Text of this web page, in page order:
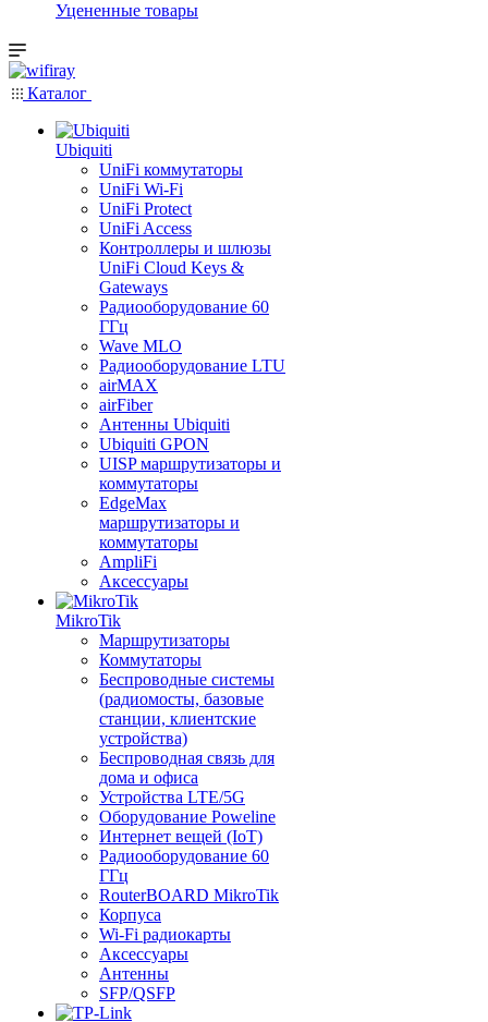
Уцененные товары
Каталог
Ubiquiti
UniFi коммутаторы
UniFi Wi-Fi
UniFi Protect
UniFi Access
Контроллеры и шлюзы
UniFi Cloud Keys &
Gateways
Радиооборудование 60
ГГц
Wave MLO
Радиооборудование LTU
airMAX
airFiber
Антенны Ubiquiti
Ubiquiti GPON
UISP маршрутизаторы и
коммутаторы
EdgeMax
маршрутизаторы и
коммутаторы
AmpliFi
Аксессуары
MikroTik
Маршрутизаторы
Коммутаторы
Беспроводные системы
(радиомосты, базовые
станции, клиентские
устройства)
Беспроводная связь для
дома и офиса
Устройства LTE/5G
Оборудование Poweline
Интернет вещей (IoT)
Радиооборудование 60
ГГц
RouterBOARD MikroTik
Корпуса
Wi-Fi радиокарты
Аксессуары
Антенны
SFP/QSFP